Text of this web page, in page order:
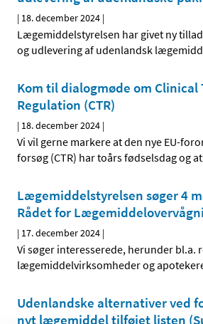
| 18. december 2024 |
Lægemiddelstyrelsen har givet ny
og udlevering af udenlandsk
Kom til dialogmøde om Clinical
Regulation (CTR)
| 18. december 2024 |
Vi vil gerne markere at den nye EU-
forsøg (CTR) har toårs fødselsdag og
Lægemiddelstyrelsen søger 4
Rådet for
| 17. december 2024 |
Vi søger interesserede, herunder
lægemiddelvirksomheder og
Udenlandske alternativer ved
nyt lægemiddel tilføjet listen